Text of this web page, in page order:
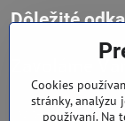
Dôležité
Váš telefón*
Cookies
stránky, analýzu
používaní. Na